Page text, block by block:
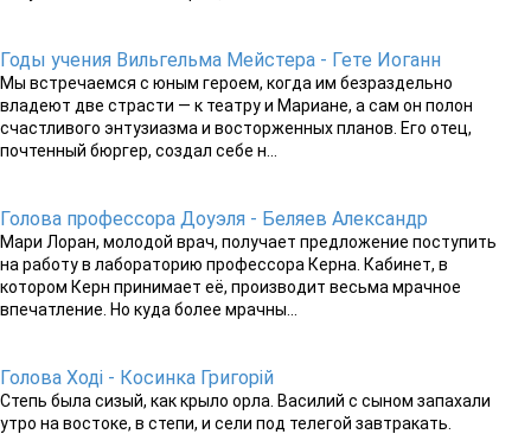
Годы учения Вильгельма Мейстера - Гете Иоганн
Мы встречаемся с юным героем, когда им безраздельно
владеют две страсти — к театру и Мариане, а сам он полон
счастливого энтузиазма и восторженных планов. Его отец,
почтенный бюргер, создал себе н...
Голова профессора Доуэля - Беляев Александр
Мари Лоран, молодой врач, получает предложение поступить
на работу в лабораторию профессора Керна. Кабинет, в
котором Керн принимает её, производит весьма мрачное
впечатление. Но куда более мрачны...
Голова Ході - Косинка Григорій
Степь была сизый, как крыло орла. Василий с сыном запахали
утро на востоке, в степи, и сели под телегой завтракать.